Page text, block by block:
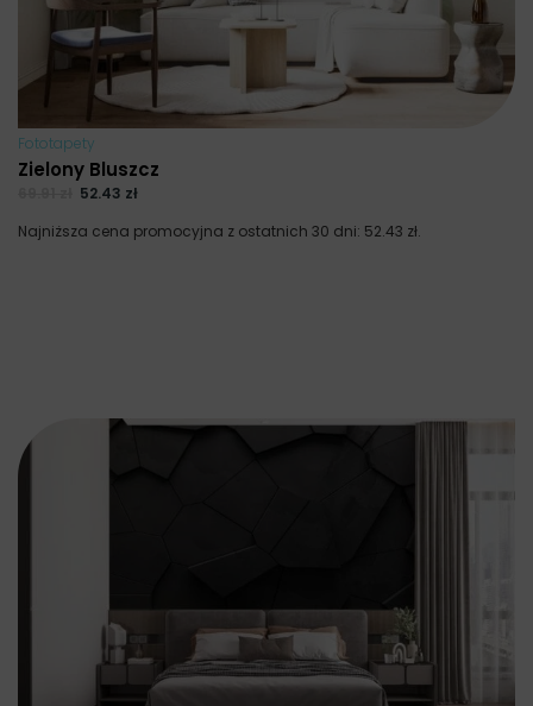
Fototapety
Zielony Bluszcz
52.43 zł
Najniższa cena promocyjna z ostatnich 30 dni: 52.43 zł.